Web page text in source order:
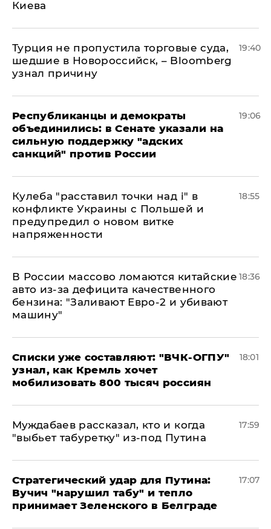
Киева
Турция не пропустила торговые суда,
шедшие в Новороссийск, – Bloomberg
узнал причину
19:40
Республиканцы и демократы
объединились: в Сенате указали на
сильную поддержку "адских
санкций" против России
19:06
Кулеба "расставил точки над і" в
конфликте Украины с Польшей и
предупредил о новом витке
напряженности
18:55
В России массово ломаются китайские
авто из-за дефицита качественного
бензина: "Заливают Евро-2 и убивают
машину"
18:36
Списки уже составляют: "ВЧК-ОГПУ"
узнал, как Кремль хочет
мобилизовать 800 тысяч россиян
18:01
Муждабаев рассказал, кто и когда
"выбьет табуретку" из-под Путина
17:59
Стратегический удар для Путина:
Вучич "нарушил табу" и тепло
принимает Зеленского в Белграде
17:07